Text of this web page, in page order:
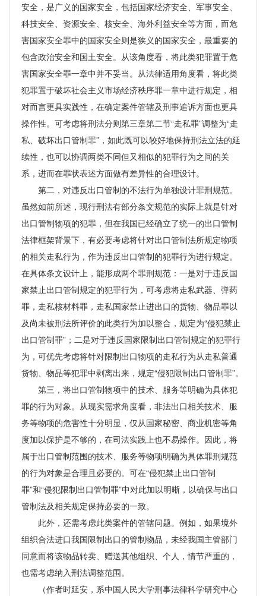
安全，是广义的国家安全，包括国家经济安全、军事安全、
科技安全、资源安全、核安全、海外利益安全等方面，而危
害国家安全罪中的国家安全则是狭义的国家安全，最重要的
包含政治安全和国土安全。从该角度看，将此类犯罪置于危
害国家安全罪一章中并不妥当。从法律适用角度看，将此类
犯罪置于破坏社会主义市场经济秩序罪一章中进行规定，相
对而言更具实践性，在确定案件管辖及刑事追诉方面也更具
操作性。可考虑将刑法分则第三章第二节“走私罪”调整为“走
私、破坏出口管制罪”，如此既可以较好地保持刑法立法的延
续性，也可以协调两类不同但又相似的犯罪行为之间的关
系，进而在罪状表述方面做有差异性的合理设计。
第二，对违反出口管制的不法行为单独设计罪刑规范。
虽然如前所述，现行刑法有部分条文规范的实际上就是针对
出口管制物项的犯罪，但在我国已经确立了统一的出口管制
法律框架背景下，有必要考虑将针对出口管制法所规定物项
的相关走私行为，作为违反出口管制的犯罪行为进行规定。
在具体条文设计上，能形成两个罪刑规范：一是对于违反国
家禁止出口管制规定的犯罪行为，可考虑将走私武器、弹药
罪，走私核材料罪，走私国家禁止进出口的货物、物品罪以
及尚未被刑法所评价的此类行为加以整合，规定为“侵犯禁止
出口管制罪”；二是对于违反国家限制出口管制规定的犯罪行
为，可优先考虑将针对限制出口物项的走私行为从走私普通
货物、物品等犯罪中剥离出来，规定“侵犯限制出口管制罪”。
第三，将出口管制物项中的技术、服务等明确为具体犯
罪的行为对象。从现实需求角度看，非法出口相关技术、服
务等物项的危害性十分明显，仅从国家秘密、商业机密等角
度加以保护是不够的，在司法实践上也不易操作。因此，将
属于出口管制范围的技术、服务等物项明确为具体罪刑规范
的行为对象是合理且必要的。可在“侵犯禁止出口管制
罪”和“侵犯限制出口管制罪”中对此加以明晰，以确保与出口
管制法及相关规定保持必要的一致。
此外，还需考虑此类案件的管辖问题。例如，如果境外
组织合法进口我国限制出口的管制物品，未经我国主管部门
同意而将该物品转卖、赠送其他组织、个人，情节严重的，
也需考虑纳入刑法调整范围。
（作者时延安，系中国人民大学刑事法律科学研究中心